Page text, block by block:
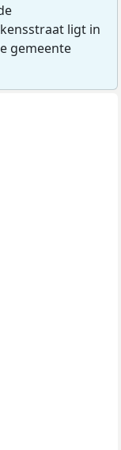
ligt in
gemeente